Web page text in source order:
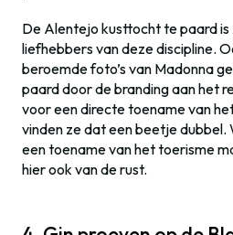
De Alentejo kusttocht te paard
liefhebbers van deze discipline.
beroemde foto’s van Madonna
paard door de branding aan het
voor een directe toename van
vinden ze dat een beetje dubbel.
een toename van het toerisme
hier ook van de rust.